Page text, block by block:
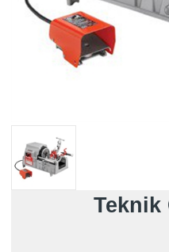
Teknik